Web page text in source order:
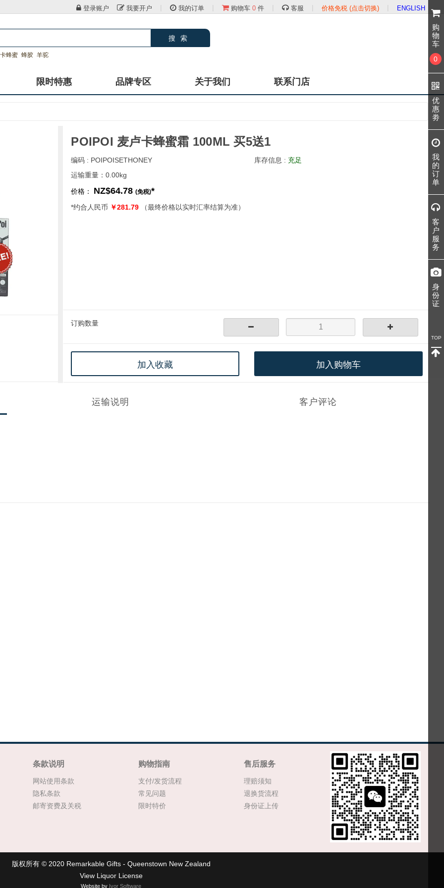
购
物
车
0
优
惠
劵
我
的
订
单
客
户
服
务
身
份
证
TOP
登录账户 我要开户 | 我的订单 | 购物车 0件 | 客服 | 价格免税 (点击切换) | ENGLISH
搜索
蜂蜜 蜂胶 羊驼
限时特惠 品牌专区 关于我们 联系门店
POIPOI 麦卢卡蜂蜜霜 100ML 买5送1
编码 : POIPOISETHONEY 库存信息 : 充足
运输重量：0.00kg
价格： NZ$64.78(免税)*
*约合人民币 ￥281.79 （最终价格以实时汇率结算为准）
订购数量
加入收藏 加入购物车
运输说明 客户评论
条款说明
网站使用条款
隐私条款
邮寄资费及关税
购物指南
支付/发货流程
常见问题
限时特价
售后服务
理赔须知
退换货流程
身份证上传
版权所有 © 2020 Remarkable Gifts - Queenstown New Zealand
View Liquor License
Website by Ivor Software